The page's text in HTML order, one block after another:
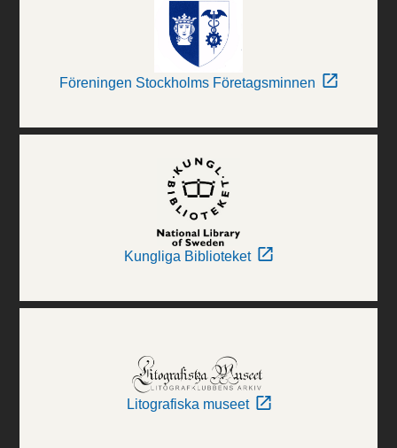
Föreningen Stockholms Företagsminnen
Kungliga Biblioteket
Litografiska museet